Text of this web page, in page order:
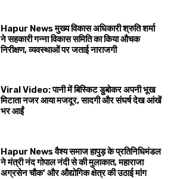
Hapur News मुख्य विकास अधिकारी श्रुति शर्मा
ने सहकारी गन्ना विकास समिति का किया औचक
निरीक्षण, व्यवस्थाओं पर जताई नाराजगी
Viral Video: पानी में बिस्किट डुबोकर अपनी भूख
मिटाता नजर आया मजदूर, सादगी और संघर्ष देख आंखें
भर आईं
Hapur News वैश्य समाज हापुड़ के प्रतिनिधिमंडल
ने मंत्री नंद गोपाल नंदी से की मुलाकात, महाराजा
अग्रसेन चौक’ और औद्योगिक क्षेत्र की उठाई मांग